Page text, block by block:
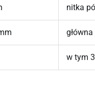
nitka
w tym